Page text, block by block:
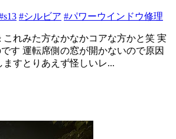
#シルビア #パワーウインドウ修理
これみた方なかなかコアな方かと笑 実
す 運転席側の窓が開かないので原因
すとりあえず怪しいレ...